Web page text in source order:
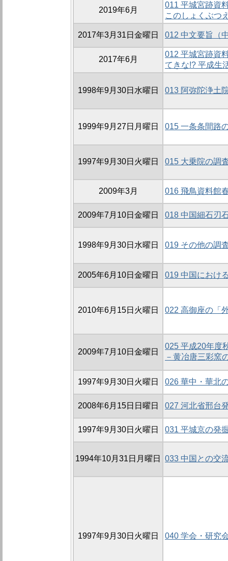
2019年6月
011 平城宮跡資
このしょくぶつ
2017年3月31日金曜日 012 中文要旨（
2017年6月
012 平城宮跡資
てきな!? 平成生
1998年9月30日水曜日 013 阿弥陀浄土
1999年9月27日月曜日 015 一条条間路
1997年9月30日火曜日 015 大乗院の調
2009年3月 016 飛鳥資料館
2009年7月10日金曜日 018 中国細石刃
1998年9月30日水曜日 019 その他の調
2005年6月10日金曜日 019 中国におけ
2010年6月15日火曜日 022 高御座の「
2009年7月10日金曜日
025 平成20年度
－黄冶唐三彩窯
1997年9月30日火曜日 026 華中・華北
2008年6月15日日曜日 027 河北省邢台
1997年9月30日火曜日 031 平城京の発
1994年10月31日月曜日 033 中国との交
1997年9月30日火曜日 040 学会・研究